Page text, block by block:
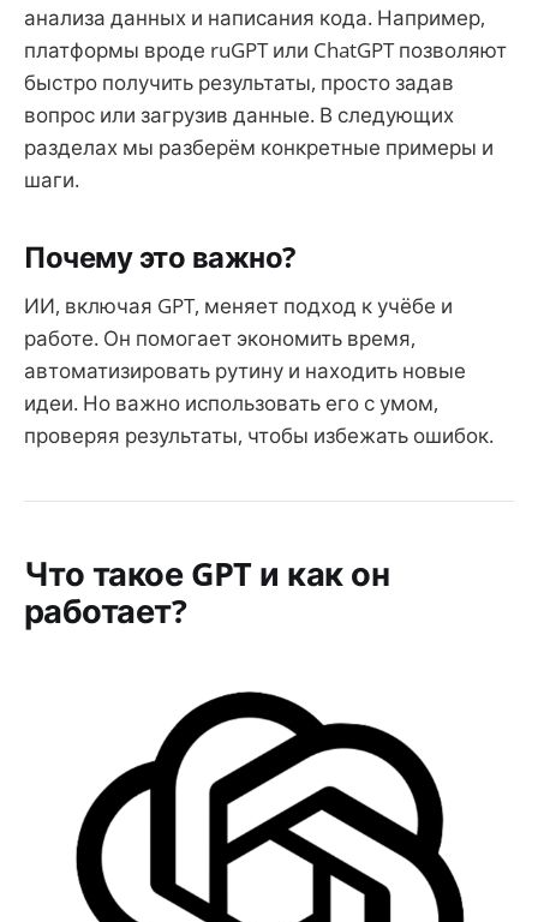
анализа данных и написания кода. Например,
платформы вроде ruGPT или ChatGPT позволяют
быстро получить результаты, просто задав
вопрос или загрузив данные. В следующих
разделах мы разберём конкретные примеры и
шаги.
Почему это важно?
ИИ, включая GPT, меняет подход к учёбе и
работе. Он помогает экономить время,
автоматизировать рутину и находить новые
идеи. Но важно использовать его с умом,
проверяя результаты, чтобы избежать ошибок.
Что такое GPT и как он
работает?